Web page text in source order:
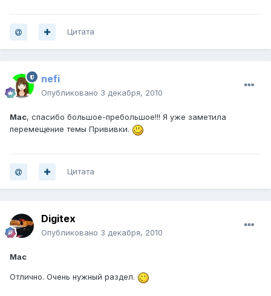
Цитата
nefi
Опубликовано 3 декабря, 2010
Mac, спасибо большое-пребольшое!!! Я уже заметила
перемещение темы Прививки.
Цитата
Digitex
Опубликовано 3 декабря, 2010
Mac
Отлично. Очень нужный раздел.